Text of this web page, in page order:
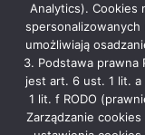
Rekla­ma
Analytics). Cookies
umożliwiają
3. Podstawa prawna
jest art. 6 ust. 1 lit.
1 lit. f RODO
Zarządzanie